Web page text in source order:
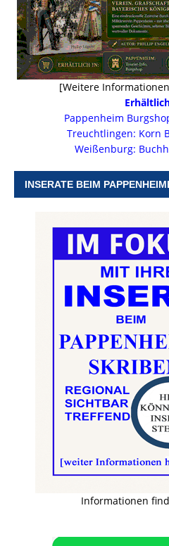
[Weitere
Pappenheim
Treuchtlingen: Korn
Weißenburg:
INSERATE BEIM
Informationen